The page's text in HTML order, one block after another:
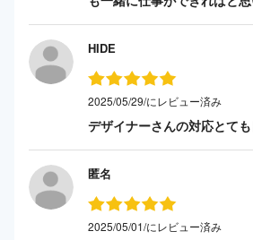
HIDE
2025/05/29/にレビュー済み
デザイナーさんの対応とても
匿名
2025/05/01/にレビュー済み